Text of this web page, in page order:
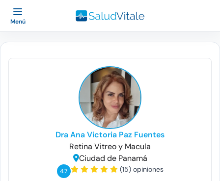
Menú
Dra Ana Victoria Paz Fuentes
Retina Vitreo y Macula
Ciudad de Panamá
4.7 (15) opiniones